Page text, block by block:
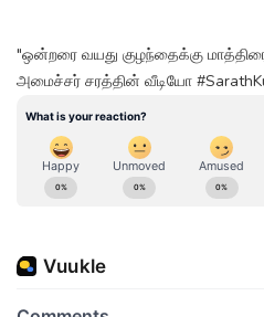
"ஒன்றரை வயது குழந்தைக்கு
அமைச்சர் சரத்தின் வீடியோ